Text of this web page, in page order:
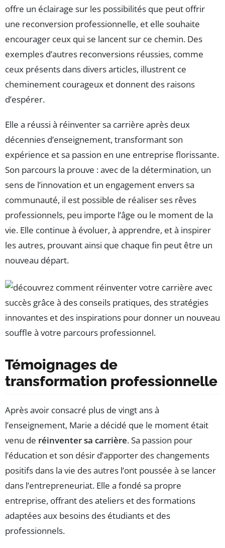
offre un éclairage sur les possibilités que peut offrir
une reconversion professionnelle, et elle souhaite
encourager ceux qui se lancent sur ce chemin. Des
exemples d’autres reconversions réussies, comme
ceux présents dans divers articles, illustrent ce
cheminement courageux et donnent des raisons
d’espérer.
Elle a réussi à réinventer sa carrière après deux
décennies d’enseignement, transformant son
expérience et sa passion en une entreprise florissante.
Son parcours la prouve : avec de la détermination, un
sens de l’innovation et un engagement envers sa
communauté, il est possible de réaliser ses rêves
professionnels, peu importe l’âge ou le moment de la
vie. Elle continue à évoluer, à apprendre, et à inspirer
les autres, prouvant ainsi que chaque fin peut être un
nouveau départ.
Témoignages de
transformation professionnelle
Après avoir consacré plus de vingt ans à
l’enseignement, Marie a décidé que le moment était
venu de réinventer sa carrière. Sa passion pour
l’éducation et son désir d’apporter des changements
positifs dans la vie des autres l’ont poussée à se lancer
dans l’entrepreneuriat. Elle a fondé sa propre
entreprise, offrant des ateliers et des formations
adaptées aux besoins des étudiants et des
professionnels.